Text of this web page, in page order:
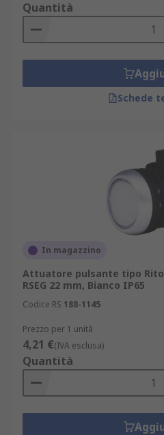
Quantità
Schede
In magazzino
Attuatore pulsante tipo
RSEG 22 mm, Bianco IP65
Codice RS 188-1145
Prezzo per 1 unità
4,21 €(IVA esclusa)
Quantità